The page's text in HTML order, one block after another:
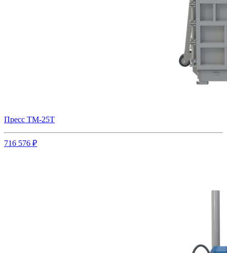
Пресс ТМ-25Т
716 576 ₽